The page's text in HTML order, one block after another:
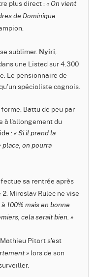
plus direct : « On vient
de Dominique
sublimer. Nyiri
une Listed sur 4.300
Le pensionnaire de
spécialiste cagnois.
Battu de peu par
à l'allongement du
: « Si il prend la
on pourra
sa rentrée après
Miroslav Rulec ne vise
à 100% mais en bonne
cela serait bien. »
Pitart s'est
» lors de son